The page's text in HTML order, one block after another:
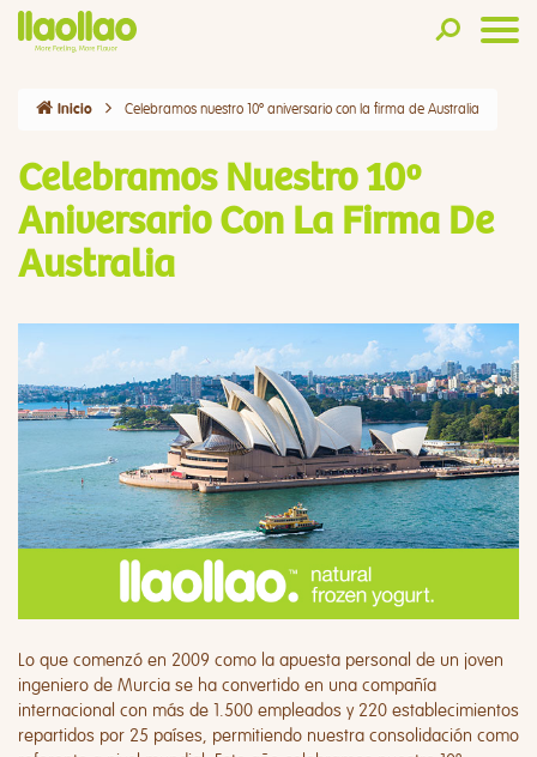
Inicio Celebramos nuestro 10º aniversario con la firma de Australia
Celebramos Nuestro 10º
Aniversario Con La Firma De
Australia
Lo que comenzó en 2009 como la apuesta personal de un joven
ingeniero de Murcia se ha convertido en una compañía
internacional con más de 1.500 empleados y 220 establecimientos
repartidos por 25 países, permitiendo nuestra consolidación como